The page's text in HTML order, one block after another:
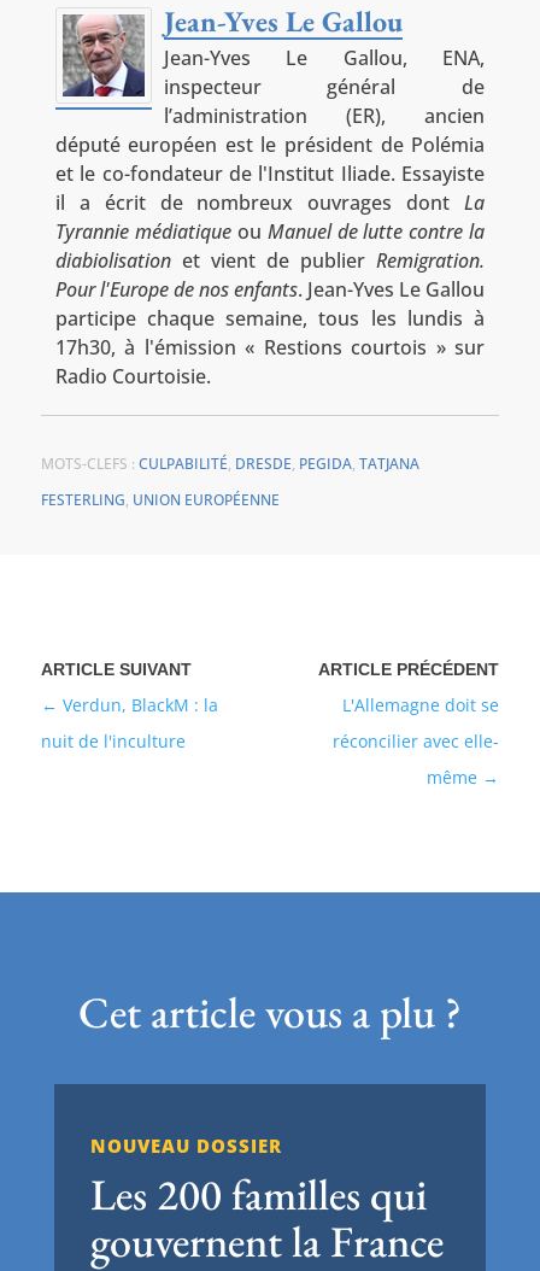
Jean-Yves Le Gallou
Jean-Yves Le Gallou, ENA,
inspecteur général de
l’administration (ER), ancien
député européen est le président de Polémia
et le co-fondateur de l'Institut Iliade. Essayiste
il a écrit de nombreux ouvrages dontLa
Tyrannie médiatiqueou Manuel de lutte contre la
diabiolisationet vient de publierRemigration.
Pour l'Europe de nos enfants. Jean-Yves Le Gallou
participe chaque semaine, tous les lundis à
17h30, à l'émission « Restions courtois » sur
Radio Courtoisie.
MOTS-CLEFS : CULPABILITÉ, DRESDE, PEGIDA, TATJANA
FESTERLING, UNION EUROPÉENNE
L'Allemagne doit se
réconcilier avec elle-
même
Verdun, BlackM : la
nuit de l'inculture
Cet article vous a plu ?
NOUVEAU DOSSIER
Les 200 familles qui
gouvernent la France